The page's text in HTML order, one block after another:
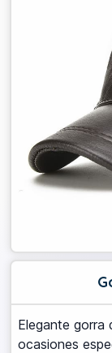
Elegante gorra
ocasiones